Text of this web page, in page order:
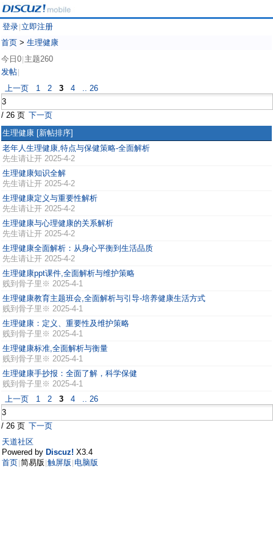
登录 立即注册
首页 > 生理健康
今日0 主题260
发帖
上一页 1 2 3 4 .. 26
/ 26 页 下一页
生理健康 [新帖排序]
老年人生理健康,特点与保健策略-全面解析
先生请让开 2025-4-2
生理健康知识全解
先生请让开 2025-4-2
生理健康定义与重要性解析
先生请让开 2025-4-2
生理健康与心理健康的关系解析
先生请让开 2025-4-2
生理健康全面解析：从身心平衡到生活品质
先生请让开 2025-4-2
生理健康ppt课件,全面解析与维护策略
贱到骨子里※ 2025-4-1
生理健康教育主题班会,全面解析与引导-培养健康生活方式
贱到骨子里※ 2025-4-1
生理健康：定义、重要性及维护策略
贱到骨子里※ 2025-4-1
生理健康标准,全面解析与衡量
贱到骨子里※ 2025-4-1
生理健康手抄报：全面了解，科学保健
贱到骨子里※ 2025-4-1
上一页
1 2 3 4 .. 26
/ 26 页 下一页
天道社区
Powered by Discuz! X3.4
首页 简易版 触屏版 电脑版